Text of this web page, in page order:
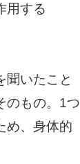
用する
聞いたこと
のもの。1つ
め、身体的